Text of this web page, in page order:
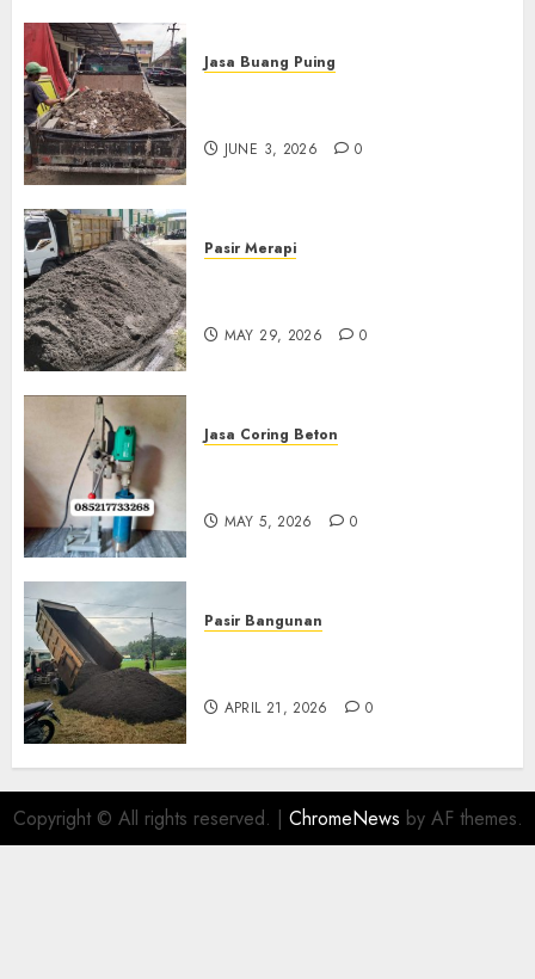
Jasa Buang Puing
JUNE 3, 2026 0
Pasir Merapi
MAY 29, 2026 0
Jasa Coring Beton
MAY 5, 2026 0
Pasir Bangunan
APRIL 21, 2026 0
Copyright © All rights reserved. | ChromeNews by AF themes.